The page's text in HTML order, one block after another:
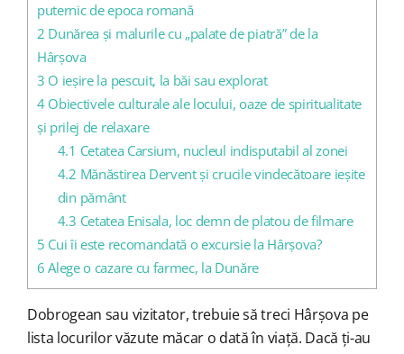
puternic de epoca romană
2 Dunărea și malurile cu „palate de piatră” de la
Hârșova
3 O ieșire la pescuit, la băi sau explorat
4Obiectivele culturale ale locului, oaze de spiritualitate
și prilej de relaxare
4.1 Cetatea Carsium, nucleul indisputabil al zonei
4.2 Mănăstirea Dervent și crucile vindecătoare ieșite
din pământ
4.3 Cetatea Enisala, loc demn de platou de filmare
5 Cui îi este recomandată o excursie la Hârșova?
6 Alege o cazare cu farmec, la Dunăre
Dobrogean sau vizitator, trebuie să treci Hârșova pe
lista locurilor văzute măcar o dată în viață. Dacă ți-au